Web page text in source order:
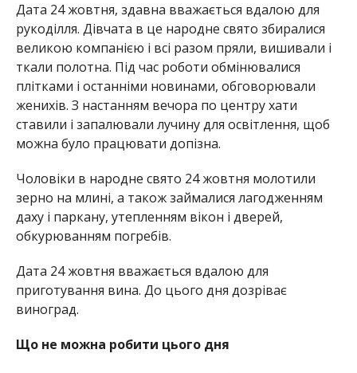
Дата 24 жовтня, здавна вважається вдалою для
рукоділля. Дівчата в це народне свято збиралися
великою компанією і всі разом пряли, вишивали і
ткали полотна. Під час роботи обмінювалися
плітками і останніми новинами, обговорювали
женихів. З настанням вечора по центру хати
ставили і запалювали лучину для освітлення, щоб
можна було працювати допізна.
Чоловіки в народне свято 24 жовтня молотили
зерно на млині, а також займалися лагодженням
даху і паркану, утепленням вікон і дверей,
обкурюванням погребів.
Дата 24 жовтня вважається вдалою для
приготування вина. До цього дня дозріває
виноград.
Що не можна робити цього дня